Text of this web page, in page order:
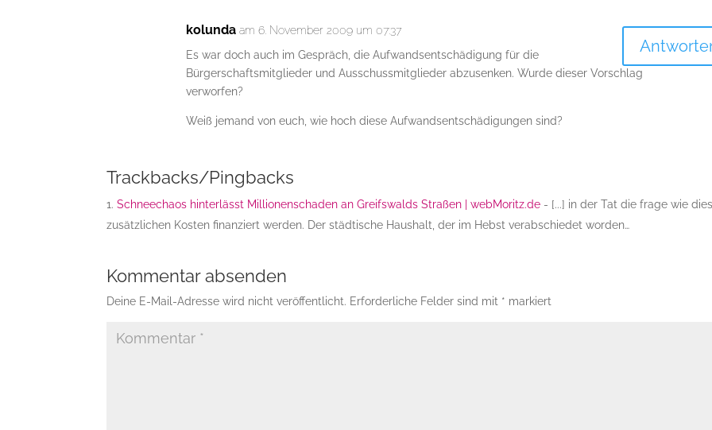
kolunda am 6. November 2009 um 07:37
Es war doch auch im Gespräch, die Aufwandsentschädigung für die
Bürgerschaftsmitglieder und Ausschussmitglieder abzusenken. Wurde dieser Vorschlag
verworfen?
Weiß jemand von euch, wie hoch diese Aufwandsentschädigungen sind?
Trackbacks/Pingbacks
Schneechaos hinterlässt Millionenschaden an Greifswalds Straßen | webMoritz.de - [...] in der Tat die frage wie
zusätzlichen Kosten finanziert werden. Der städtische Haushalt, der im Hebst verabschiedet worden…
Kommentar absenden
Deine E-Mail-Adresse wird nicht veröffentlicht. Erforderliche Felder sind mit * markiert